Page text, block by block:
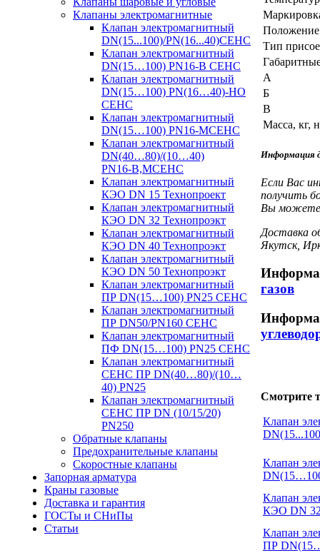
Клапаны электромагнитные
Клапан электромагнитный
DN(15...100)/PN(16...40)СЕНС
Клапан электромагнитный
DN(15…100) PN16-В СЕНС
Клапан электромагнитный
DN(15…100) PN(16…40)-НО
СЕНС
Клапан электромагнитный
DN(15…100) PN16-МСЕНС
Клапан электромагнитный
DN(40…80)/(10…40)
PN16-В,MСЕНС
Клапан электромагнитный
КЭО DN 15 Технопроект
Клапан электромагнитный
КЭО DN 32 Технопроэкт
Клапан электромагнитный
КЭО DN 40 Технопроэкт
Клапан электромагнитный
КЭО DN 50 Технопроэкт
Клапан электромагнитный
ПР DN(15…100) PN25 СЕНС
Клапан электромагнитный
ПР DN50/PN160 СЕНС
Клапан электромагнитный
ПФ DN(15…100) PN25 СЕНС
Клапан электромагнитный
СЕНС ПР DN(40…80)/(10…
40) PN25
Клапан электромагнитный
СЕНС ПР DN (10/15/20)
PN250
Обратные клапаны
Предохранительные клапаны
Скоростные клапаны
Запорная арматура
Краны газовые
Доставка и гарантия
ГОСТы и СНиПы
Статьи
Положение
Тип
A
Б
В
Масса, кг,
Информация
Если Вас
получить
Вы можете
Доставка
Якутск,
газов
Смотрите
Клапан
Клапан
Клапан
КЭО DN 32
Клапан
ПР